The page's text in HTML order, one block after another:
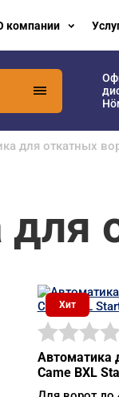
компании
для откатных
Хит
Автоматика
Came BXL